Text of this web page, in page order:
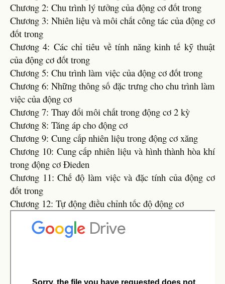
Chương 2: Chu trình lý tưởng của động cơ đốt trong
Chương 3: Nhiên liệu và môi chất công tác của động cơ
đốt trong
Chương 4: Các chỉ tiêu về tính năng kinh tế kỹ thuật
của động cơ đốt trong
Chương 5: Chu trình làm việc của động cơ đốt trong
Chương 6: Những thông số đặc trưng cho chu trình làm
việc của động cơ
Chương 7: Thay đổi môi chất trong động cơ 2 kỳ
Chương 8: Tăng áp cho động cơ
Chương 9: Cung cấp nhiên liệu trong động cơ xăng
Chương 10: Cung cấp nhiên liệu và hình thành hòa khí
trong động cơ Đieden
Chương 11: Chế độ làm việc và đặc tính của động cơ
đốt trong
Chương 12: Tự động điều chỉnh tốc độ động cơ